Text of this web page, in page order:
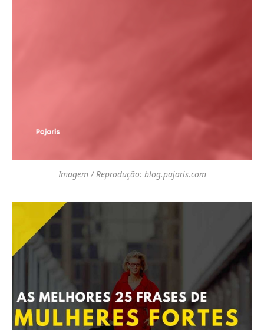
Imagem / Reprodução: blog.pajaris.com